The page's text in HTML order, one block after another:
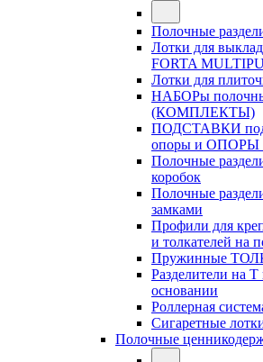
Полочные
Лотки для
FORTA
Лотки для
НАБОРы
(КОМПЛЕКТЫ)
ПОДСТАВКИ
опоры и ОПОРЫ
Полочные
коробок
Полочные
замками
Профили для
и толкателей на
Пружинные
Разделители на
основании
Роллерная
Сигаретные
Полочные